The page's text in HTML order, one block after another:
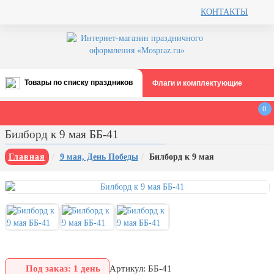
КОНТАКТЫ
Товары по списку праздников
Все праздники
августа)
12 августа, День ВВС
флага РФ
День шахтера (последнее
воскресенье августа)
3 сентября, День солидарности в
борьбе с терроризмом
Флаги и комплектующие
0
Билборд к 9 мая ББ-41
Главная 9 мая, День Победы Билборд к 9 мая
Под заказ: 1 день Артикул: ББ-41